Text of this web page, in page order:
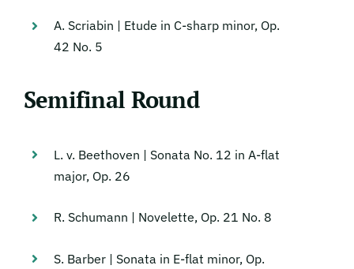
A. Scriabin | Etude in C-sharp minor, Op.
42 No. 5
Semifinal Round
L. v. Beethoven | Sonata No. 12 in A-flat
major, Op. 26
R. Schumann | Novelette, Op. 21 No. 8
S. Barber | Sonata in E-flat minor, Op.